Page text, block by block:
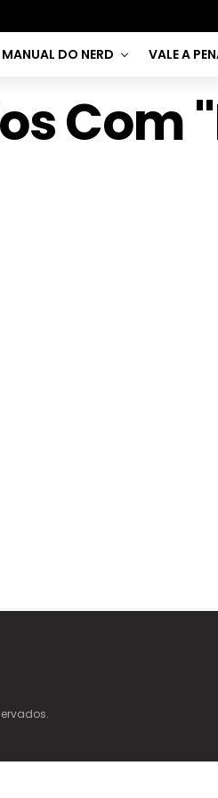
MANUAL DO NERD VALE A
Com